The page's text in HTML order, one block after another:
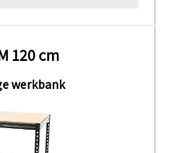
120 cm
werkbank